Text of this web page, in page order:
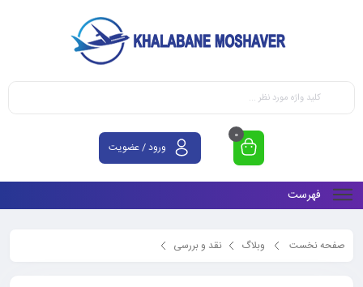
0
ورود / عضویت
فهرست
صفحه نخست وبلاگ نقد و بررسی